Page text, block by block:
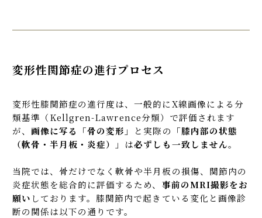
変形性関節症の進行プロセス
変形性膝関節症の進行度は、一般的にX線画像による分
類基準（Kellgren-Lawrence分類）で評価されます
が、 画像に写る「骨の変形」 と実際の 「膝内部の状態
（軟骨・半月板・炎症）」 は必ずしも一致しません。
当院では、骨だけでなく軟骨や半月板の損傷、関節内の
炎症状態を総合的に評価するため、 事前のMRI撮影をお
願い しております。膝関節内で起きている変化と画像診
断の関係は以下の通りです。